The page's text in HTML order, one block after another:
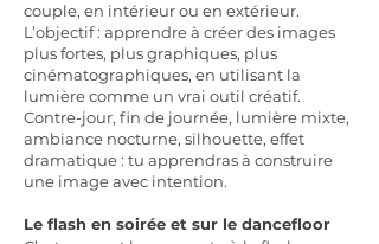
couple, en intérieur ou en extérieur.
L’objectif : apprendre à créer des images
plus fortes, plus graphiques, plus
cinématographiques, en utilisant la
lumière comme un vrai outil créatif.
Contre-jour, fin de journée, lumière mixte,
ambiance nocturne, silhouette, effet
dramatique : tu apprendras à construire
une image avec intention.
Le flash en soirée et sur le dancefloor